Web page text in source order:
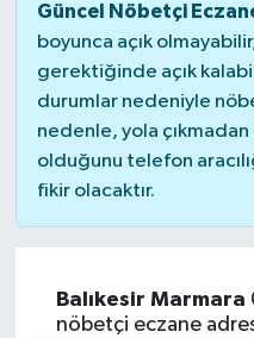
Güncel Nöbetçi
boyunca açık
gerektiğinde açık
durumlar nedeniyle
nedenle, yola
olduğunu telefon
fikir olacaktır.
Balıkesir Marmara
nöbetçi eczane